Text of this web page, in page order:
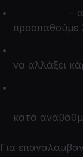
-
προσπαθούμε
να αλλάξει
κατά
Για